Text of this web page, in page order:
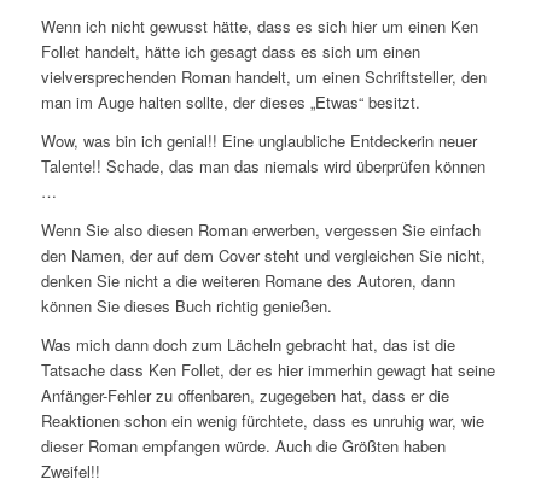
Wenn ich nicht gewusst hätte, dass es sich hier um einen Ken
Follet handelt, hätte ich gesagt dass es sich um einen
vielversprechenden Roman handelt, um einen Schriftsteller, den
man im Auge halten sollte, der dieses „Etwas“ besitzt.
Wow, was bin ich genial!! Eine unglaubliche Entdeckerin neuer
Talente!! Schade, das man das niemals wird überprüfen können
…
Wenn Sie also diesen Roman erwerben, vergessen Sie einfach
den Namen, der auf dem Cover steht und vergleichen Sie nicht,
denken Sie nicht a die weiteren Romane des Autoren, dann
können Sie dieses Buch richtig genießen.
Was mich dann doch zum Lächeln gebracht hat, das ist die
Tatsache dass Ken Follet, der es hier immerhin gewagt hat seine
Anfänger-Fehler zu offenbaren, zugegeben hat, dass er die
Reaktionen schon ein wenig fürchtete, dass es unruhig war, wie
dieser Roman empfangen würde. Auch die Größten haben
Zweifel!!